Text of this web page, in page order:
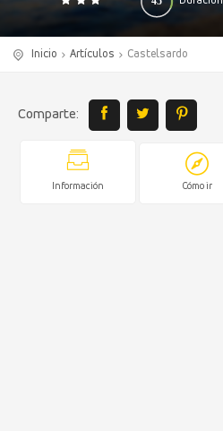
0 140
Inicio Artículos Castelsardo
Comparte:
Información Cómo ir